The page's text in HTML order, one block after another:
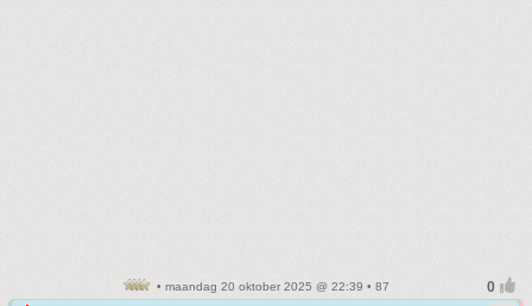
• maandag 20 oktober 2025 @ 22:39 • 87